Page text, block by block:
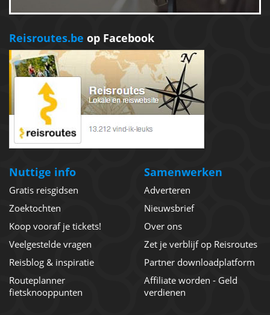
Reisroutes.be op Facebook
Nuttige info
Gratis reisgidsen
Zoektochten
Koop vooraf je tickets!
Veelgestelde vragen
Reisblog & inspiratie
Routeplanner
fietsknooppunten
Samenwerken
Adverteren
Nieuwsbrief
Over ons
Zet je verblijf op Reisroutes
Partner downloadplatform
Affiliate worden - Geld
verdienen